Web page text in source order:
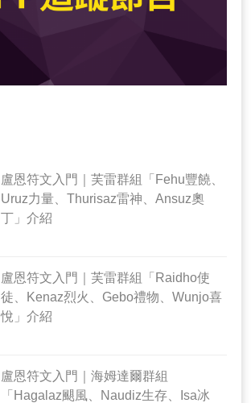
盧恩符文入門｜芙雷群組「Fehu豐饒、
Uruz力量、Thurisaz雷神、Ansuz奧
丁」介紹
盧恩符文入門｜芙雷群組「Raidho使
徒、Kenaz烈火、Gebo禮物、Wunjo喜
悅」介紹
盧恩符文入門｜海姆達爾群組
「Hagalaz颶風、Naudiz生存、Isa冰